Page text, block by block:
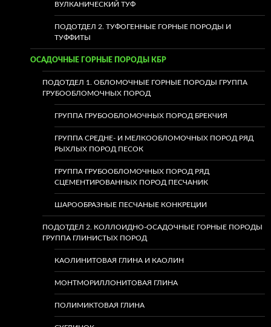
ВУЛКАНИЧЕСКИЙ ТУФ
ПОДОТДЕЛ 2. ТУФОГЕННЫЕ ГОРНЫЕ ПОРОДЫ И
ТУФФИТЫ
ОСАДОЧНЫЕ ГОРНЫЕ ПОРОДЫ КБР
ПОДОТДЕЛ 1. ОБЛОМОЧНЫЕ ГОРНЫЕ ПОРОДЫ ГРУППА
ГРУБООБЛОМОЧНЫХ ПОРОД
ГРУППА ГРУБООБЛОМОЧНЫХ ПОРОД БРЕКЧИЯ
ГРУППА СРЕДНЕ- И МЕЛКООБЛОМОЧНЫХ ПОРОД РЯД
РЫХЛЫХ ПОРОД ПЕСОК
ГРУППА ГРУБООБЛОМОЧНЫХ ПОРОД РЯД
СЦЕМЕНТИРОВАННЫХ ПОРОД ПЕСЧАНИК
ШАРООБРАЗНЫЕ ПЕСЧАНЫЕ КОНКРЕЦИИ
ПОДОТДЕЛ 2. КОЛЛОИДНО-ОСАДОЧНЫЕ ГОРНЫЕ ПОРОДЫ
ГРУППА ГЛИНИСТЫХ ПОРОД
КАОЛИНИТОВАЯ ГЛИНА И КАОЛИН
МОНТМОРИЛЛОНИТОВАЯ ГЛИНА
ПОЛИМИКТОВАЯ ГЛИНА